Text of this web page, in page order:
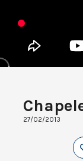
27/02/2013